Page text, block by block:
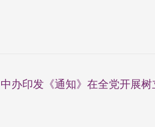
中办印发《通知》在全党开展